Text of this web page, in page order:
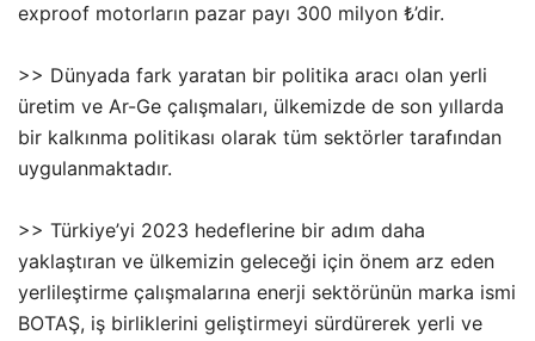
exproof motorların pazar payı 300 milyon ₺’dir.
>> Dünyada fark yaratan bir politika aracı olan yerli
üretim ve Ar-Ge çalışmaları, ülkemizde de son yıllarda
bir kalkınma politikası olarak tüm sektörler tarafından
uygulanmaktadır.
>> Türkiye’yi 2023 hedeflerine bir adım daha
yaklaştıran ve ülkemizin geleceği için önem arz eden
yerlileştirme çalışmalarına enerji sektörünün marka ismi
BOTAŞ, iş birliklerini geliştirmeyi sürdürerek yerli ve